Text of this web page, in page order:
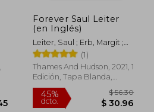
Forever Saul Leiter
(en Inglés)
Leiter, Saul ; Erb, Margit ;
Parillo, Michael
(1)
Thames And Hudson, 2021, 1
Edición, Tapa Blanda,
Nuevo